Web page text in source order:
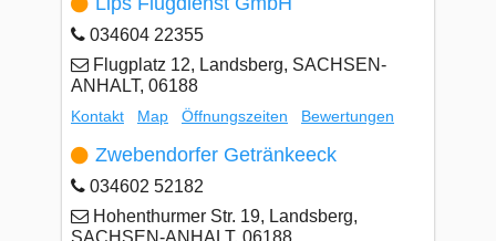
034604 22355
Flugplatz 12, Landsberg, SACHSEN-
ANHALT, 06188
Kontakt Map Öffnungszeiten Bewertungen
Zwebendorfer Getränkeeck
034602 52182
Hohenthurmer Str. 19, Landsberg,
SACHSEN-ANHALT, 06188